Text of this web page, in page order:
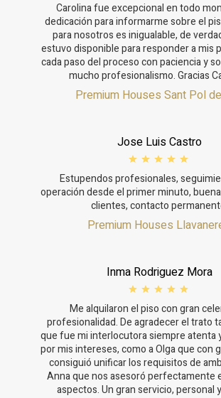
Carolina fue excepcional en todo
dedicación para informarme sobre el
para nosotros es inigualable, de
estuvo disponible para responder a mis
cada paso del proceso con paciencia y
mucho profesionalismo. Gracias
Premium Houses Sant Pol
Jose Luis Castro
Estupendos profesionales,
operación desde el primer minuto,
clientes, contacto
Premium Houses
Inma Rodriguez Mora
Me alquilaron el piso con gran
profesionalidad. De agradecer el trato
que fue mi interlocutora siempre atenta
por mis intereses, como a Olga que con
consiguió unificar los requisitos de
Anna que nos asesoró perfectamente
aspectos. Un gran servicio, personal